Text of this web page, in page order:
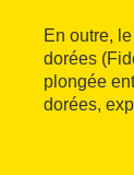
En outre,
dorées
plongée
dorées,